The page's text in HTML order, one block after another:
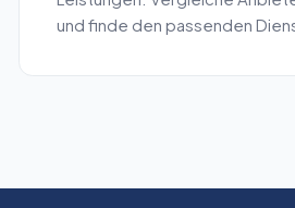
und finde den passenden